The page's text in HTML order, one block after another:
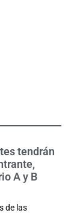
tendrán
A y B
de las